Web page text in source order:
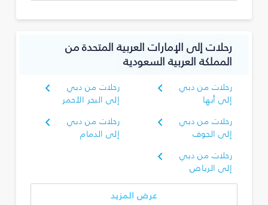
رحلات إلى الإمارات العربية المتحدة من
المملكة العربية السعودية
رحلات من دبي
إلى أبها
رحلات من دبي
إلى البحر الأحمر
رحلات من دبي
إلى الجوف
رحلات من دبي
إلى الدمام
رحلات من دبي
إلى الرياض
عرض المزيد